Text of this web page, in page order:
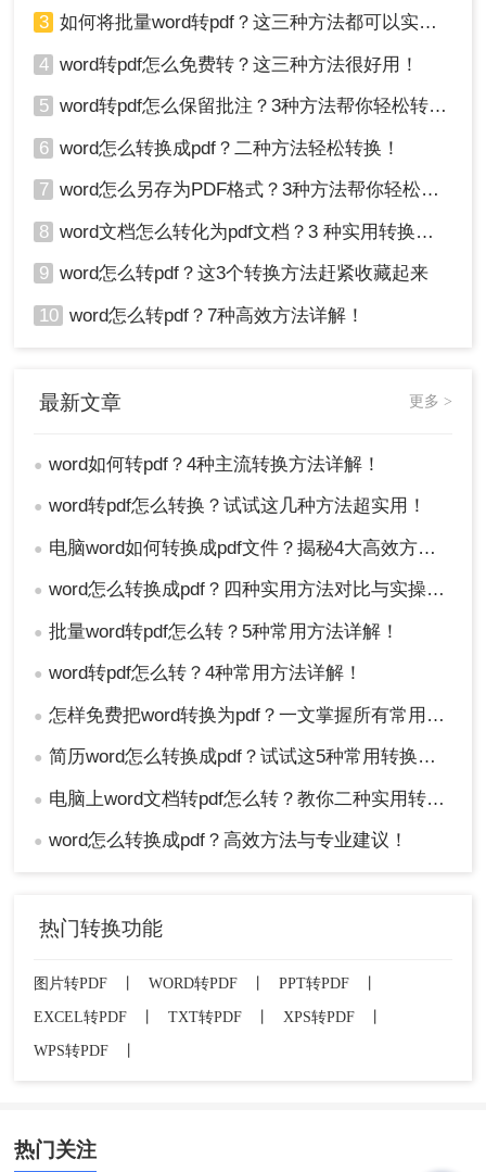
3 如何将批量word转pdf？这三种方法都可以实现批量转换
4 word转pdf怎么免费转？这三种方法很好用！
5 word转pdf怎么保留批注？3种方法帮你轻松转换！
6 word怎么转换成pdf？二种方法轻松转换！
7 word怎么另存为PDF格式？3种方法帮你轻松转换!
8 word文档怎么转化为pdf文档？3 种实用转换方法，完美保留原文档格式！
9 word怎么转pdf？这3个转换方法赶紧收藏起来
10 word怎么转pdf？7种高效方法详解！
最新文章 更多 >
● word如何转pdf？4种主流转换方法详解！
● word转pdf怎么转换？试试这几种方法超实用！
● 电脑word如何转换成pdf文件？揭秘4大高效方法，轻松搞定所有场景！
● word怎么转换成pdf？四种实用方法对比与实操指南（附详细表格）！
● 批量word转pdf怎么转？5种常用方法详解！
● word转pdf怎么转？4种常用方法详解！
● 怎样免费把word转换为pdf？一文掌握所有常用方法！
● 简历word怎么转换成pdf？试试这5种常用转换方法！
● 电脑上word文档转pdf怎么转？教你二种实用转换方法！
● word怎么转换成pdf？高效方法与专业建议！
热门转换功能
图片转PDF WORD转PDF PPT转PDF
EXCEL转PDF
TXT转PDF XPS转PDF
WPS转PDF
热门关注